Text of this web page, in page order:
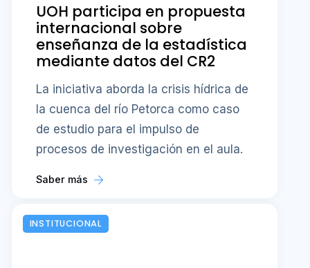
UOH participa en propuesta
internacional sobre
enseñanza de la estadística
mediante datos del CR2
La iniciativa aborda la crisis hídrica de
la cuenca del río Petorca como caso
de estudio para el impulso de
procesos de investigación en el aula.
Saber más
INSTITUCIONAL